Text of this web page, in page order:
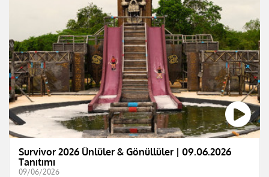
Survivor 2026 Ünlüler & Gönüllüler | 09.06.2026
Tanıtımı
09/06/2026